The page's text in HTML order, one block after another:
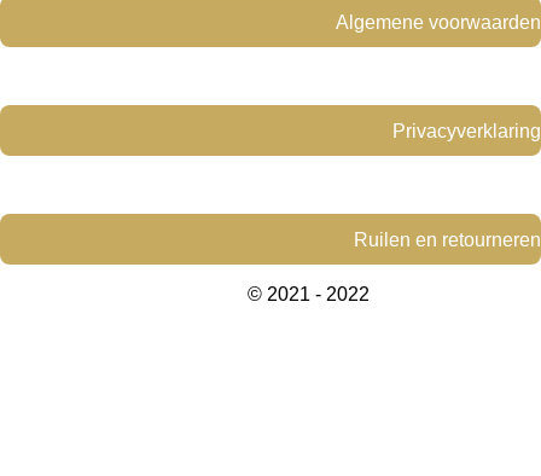
Algemene voorwaarden
Privacyverklaring
Ruilen en retourneren
© 2021 - 2022